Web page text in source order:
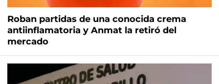
Roban partidas de una conocida crema
antiinflamatoria y Anmat la retiró del
mercado